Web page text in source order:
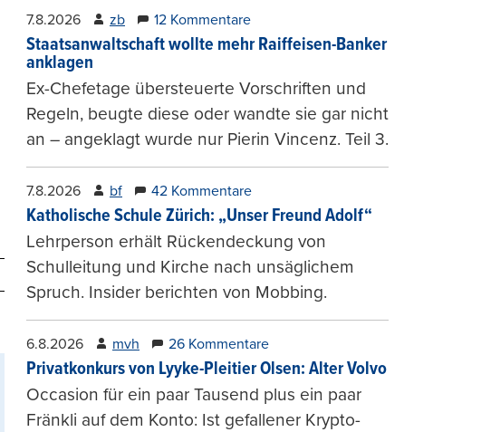
7.8.2026 zb 12 Kommentare
Staatsanwaltschaft wollte mehr Raiffeisen-Banker
anklagen
Ex-Chefetage übersteuerte Vorschriften und
Regeln, beugte diese oder wandte sie gar nicht
an – angeklagt wurde nur Pierin Vincenz. Teil 3.
7.8.2026 bf 42 Kommentare
Katholische Schule Zürich: „Unser Freund Adolf“
Lehrperson erhält Rückendeckung von
Schulleitung und Kirche nach unsäglichem
Spruch. Insider berichten von Mobbing.
6.8.2026 mvh 26 Kommentare
Privatkonkurs von Lyyke-Pleitier Olsen: Alter Volvo
Occasion für ein paar Tausend plus ein paar
Fränkli auf dem Konto: Ist gefallener Krypto-